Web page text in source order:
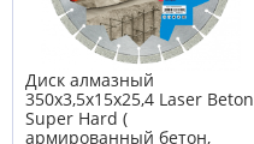
Диск алмазный
350x3,5x15х25,4 Laser Beton
Super Hard (
армированный бетон,